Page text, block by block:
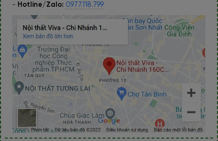
- Hotline/Zalo: 0977.118.799